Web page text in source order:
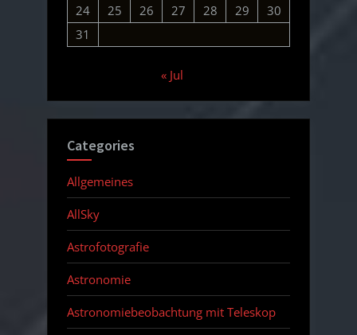
24
25 26 27 28 29
30
31
« Jul
Categories
Allgemeines
AllSky
Astrofotografie
Astronomie
Astronomiebeobachtung mit Teleskop